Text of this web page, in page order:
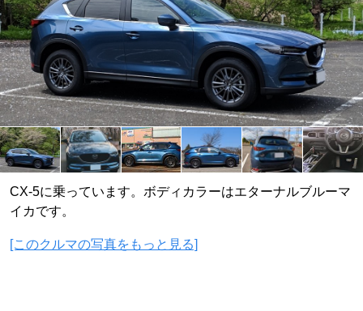
CX-5に乗っています。ボディカラーはエターナルブルーマ
イカです。
[このクルマの写真をもっと見る]